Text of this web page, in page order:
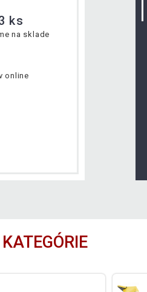
ks
na sklade
online